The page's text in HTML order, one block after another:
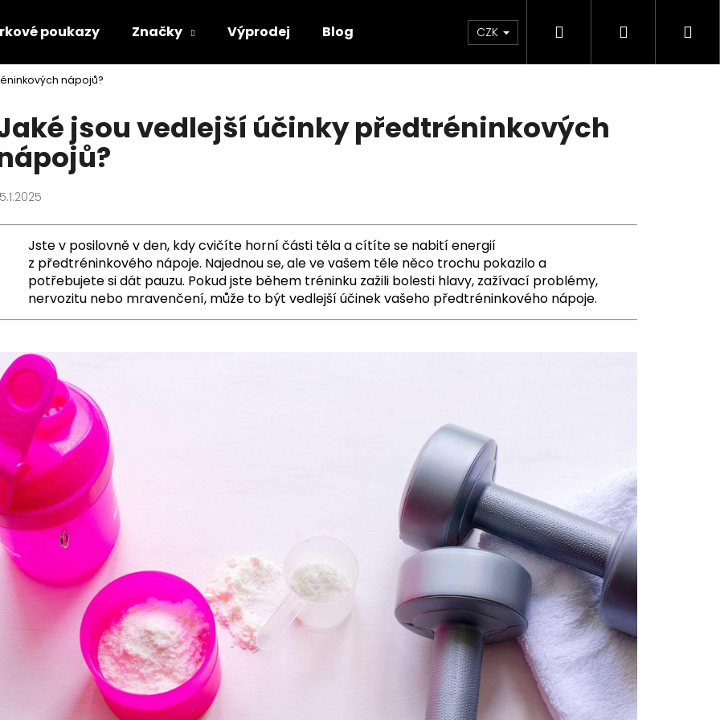
poukazy Značky Výprodej Blog CZK Hledat Přihlášení
nápojů?
jsou vedlejší účinky předtréninkových
Jste v posilovně v den, kdy cvičíte horní části těla a cítíte se nabití energií
z předtréninkového nápoje. Najednou se, ale ve vašem těle něco trochu pokazilo a
potřebujete si dát pauzu. Pokud jste během tréninku zažili bolesti hlavy, zažívací problémy,
nervozitu nebo mravenčení, může to být vedlejší účinek vašeho předtréninkového nápoje.
Co potřebujete najít?
Doporučujeme